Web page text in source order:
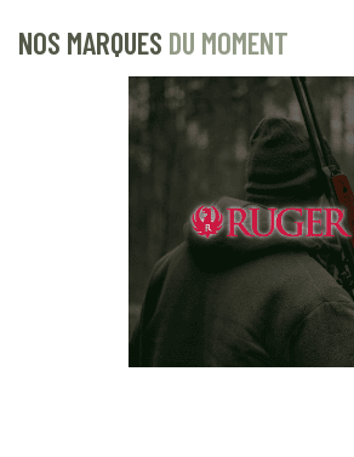
NOS MARQUES DU MOMENT